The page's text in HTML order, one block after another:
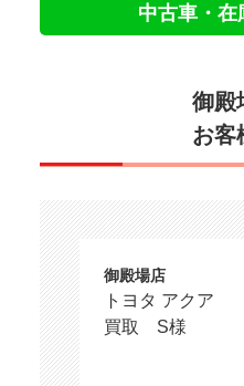
中古車・在
御殿
お客
御殿場店
トヨタ アクア
買取 S様